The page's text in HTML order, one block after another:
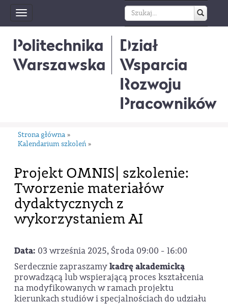
Toggle
navigation
Politechnika
Warszawska
Dział
Wsparcia
Rozwoju
Pracowników
Strona główna »
Kalendarium szkoleń »
Projekt OMNIS| szkolenie:
Tworzenie materiałów
dydaktycznych z
wykorzystaniem AI
Data: 03 września 2025, Środa 09:00 - 16:00
Serdecznie zapraszamykadrę akademicką
prowadzącą lub wspierającą proces kształcenia
na modyfikowanych w ramach projektu
kierunkach studiów i specjalnościach do udziału